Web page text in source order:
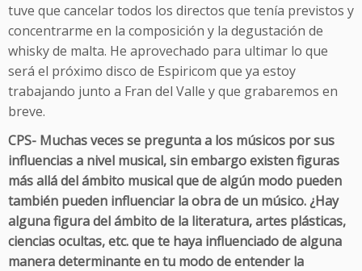
tuve que cancelar todos los directos que tenía previstos y
concentrarme en la composición y la degustación de
whisky de malta. He aprovechado para ultimar lo que
será el próximo disco de Espiricom que ya estoy
trabajando junto a Fran del Valle y que grabaremos en
breve.
CPS- Muchas veces se pregunta a los músicos por sus
influencias a nivel musical, sin embargo existen figuras
más allá del ámbito musical que de algún modo pueden
también pueden influenciar la obra de un músico. ¿Hay
alguna figura del ámbito de la literatura, artes plásticas,
ciencias ocultas, etc. que te haya influenciado de alguna
manera determinante en tu modo de entender la